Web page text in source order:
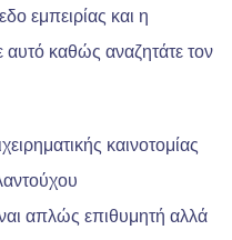
εμπειρίας και η
αυτό καθώς αναζητάτε τον
καινοτομίας
απλώς επιθυμητή αλλά